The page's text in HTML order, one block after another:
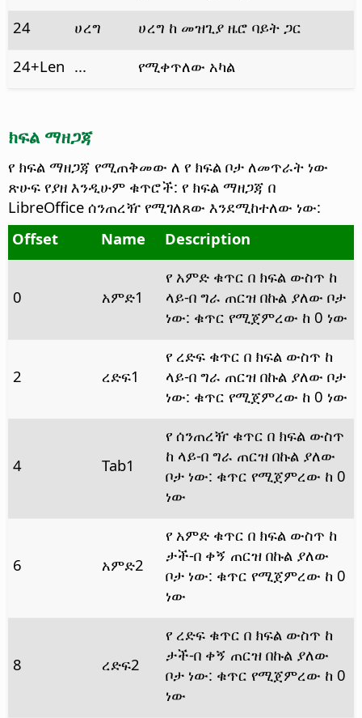
24
ሀረግ
ሀረግ ከ መዝጊያ ዜሮ ባይት ጋር
24+Len ... የሚቀጥለው አካል
ክፍል ማዘጋጃ
የ ክፍል ማዘጋጃ የሚጠቅመው ለ የ ክፍል ቦታ ለመጥራት ነው
ጽሁፍ የያዘ እንዲሁም ቁጥሮች: የ ክፍል ማዘጋጃ በ
LibreOffice ሰንጠረዥ የሚገለጸው እንደሚከተለው ነው:
Offset
Name Description
0 አምድ1
የ አምድ ቁጥር በ ክፍል ውስጥ ከ
ላይ-በ ግራ ጠርዝ በኩል ያለው ቦታ
ነው: ቁጥር የሚጀምረው ከ 0 ነው
2 ረድፍ1
የ ረድፍ ቁጥር በ ክፍል ውስጥ ከ
ላይ-በ ግራ ጠርዝ በኩል ያለው ቦታ
ነው: ቁጥር የሚጀምረው ከ 0 ነው
4 Tab1
የ ሰንጠረዥ ቁጥር በ ክፍል ውስጥ
ከ ላይ-በ ግራ ጠርዝ በኩል ያለው
ቦታ ነው: ቁጥር የሚጀምረው ከ 0
ነው
6 አምድ2
የ አምድ ቁጥር በ ክፍል ውስጥ ከ
ታች-በ ቀኝ ጠርዝ በኩል ያለው
ቦታ ነው: ቁጥር የሚጀምረው ከ 0
ነው
8 ረድፍ2
የ ረድፍ ቁጥር በ ክፍል ውስጥ ከ
ታች-በ ቀኝ ጠርዝ በኩል ያለው
ቦታ ነው: ቁጥር የሚጀምረው ከ 0
ነው